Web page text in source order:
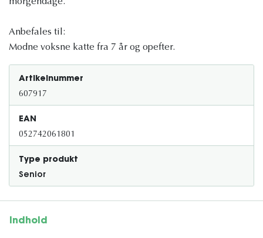
Anbefales til:
Modne voksne katte fra 7 år og opefter.
Artikelnummer
607917
EAN
052742061801
Type produkt
Senior
Indhold